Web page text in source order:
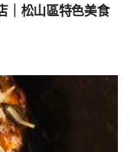
｜松山區特色美食